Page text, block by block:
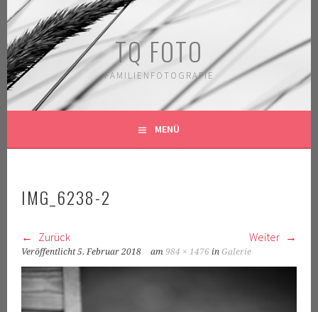
Springe
zum
Inhalt
TQ FOTO
FAMILIENFOTOGRAFIE
MENÜ
IMG_6238-2
Zurück Weiter
Veröffentlicht5. Februar 2018 am984 × 1476 inGalerie